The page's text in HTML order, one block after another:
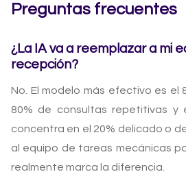
Preguntas frecuentes
¿La IA va a reemplazar a mi
recepción?
No. El modelo más efectivo es el
80% de consultas repetitivas y
concentra en el 20% delicado o
al equipo de tareas mecánicas
realmente marca la diferencia.